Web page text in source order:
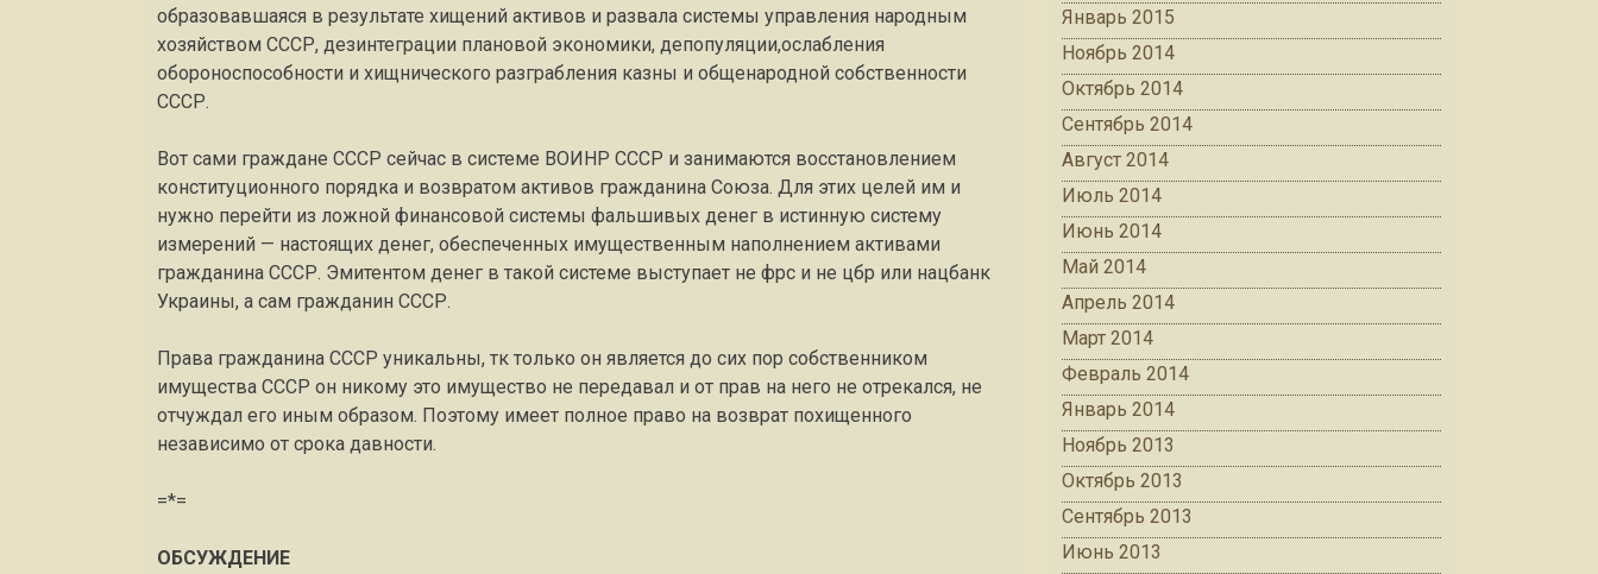
образовавшаяся в результате хищений активов и развала системы управления народным
хозяйством СССР, дезинтеграции плановой экономики, депопуляции,ослабления
обороноспособности и хищнического разграбления казны и общенародной собственности
СССР.
Вот сами граждане СССР сейчас в системе ВОИНР СССР и занимаются восстановлением
конституционного порядка и возвратом активов гражданина Союза. Для этих целей им и
нужно перейти из ложной финансовой системы фальшивых денег в истинную систему
измерений — настоящих денег, обеспеченных имущественным наполнением активами
гражданина СССР. Эмитентом денег в такой системе выступает не фрс и не цбр или нацбанк
Украины, а сам гражданин СССР.
Права гражданина СССР уникальны, тк только он является до сих пор собственником
имущества СССР он никому это имущество не передавал и от прав на него не отрекался, не
отчуждал его иным образом. Поэтому имеет полное право на возврат похищенного
независимо от срока давности.
=*=
ОБСУЖДЕНИЕ
Январь 2015
Ноябрь 2014
Октябрь 2014
Сентябрь 2014
Август 2014
Июль 2014
Июнь 2014
Май 2014
Апрель 2014
Март 2014
Февраль 2014
Январь 2014
Ноябрь 2013
Октябрь 2013
Сентябрь 2013
Июнь 2013